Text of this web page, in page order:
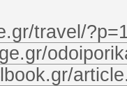
travel/